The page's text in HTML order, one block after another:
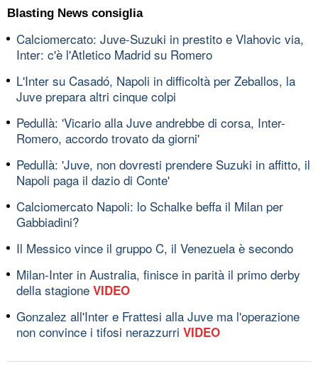
Blasting News consiglia
Calciomercato: Juve-Suzuki in prestito e Vlahovic via,
Inter: c'è l'Atletico Madrid su Romero
L'Inter su Casadó, Napoli in difficoltà per Zeballos, la
Juve prepara altri cinque colpi
Pedullà: 'Vicario alla Juve andrebbe di corsa, Inter-
Romero, accordo trovato da giorni'
Pedullà: 'Juve, non dovresti prendere Suzuki in affitto, il
Napoli paga il dazio di Conte'
Calciomercato Napoli: lo Schalke beffa il Milan per
Gabbiadini?
Il Messico vince il gruppo C, il Venezuela è secondo
Milan-Inter in Australia, finisce in parità il primo derby
della stagione VIDEO
Gonzalez all'Inter e Frattesi alla Juve ma l'operazione
non convince i tifosi nerazzurri VIDEO